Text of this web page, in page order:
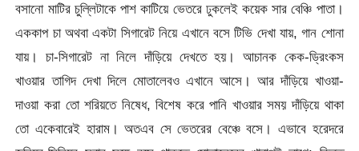
বসানো মাটির চুল্লিটাকে পাশ কাটিয়ে ভেতরে ঢুকলেই কয়েক সার বেঞ্চি পাতা।
এককাপ চা অথবা একটা সিগারেট নিয়ে এখানে বসে টিভি দেখা যায়, গান শোনা
যায়। চা-সিগারেট না নিলে দাঁড়িয়ে দেখতে হয়। আচানক কেক-ড্রিংকস
খাওয়ার তাগিদ দেখা দিলে মোতালেবও এখানে আসে। আর দাঁড়িয়ে খাওয়া-
দাওয়া করা তো শরিয়তে নিষেধ, বিশেষ করে পানি খাওয়ার সময় দাঁড়িয়ে থাকা
তো একেবারেই হারাম। অতএব সে ভেতরের বেঞ্চে বসে। এভাবে হরেদরে